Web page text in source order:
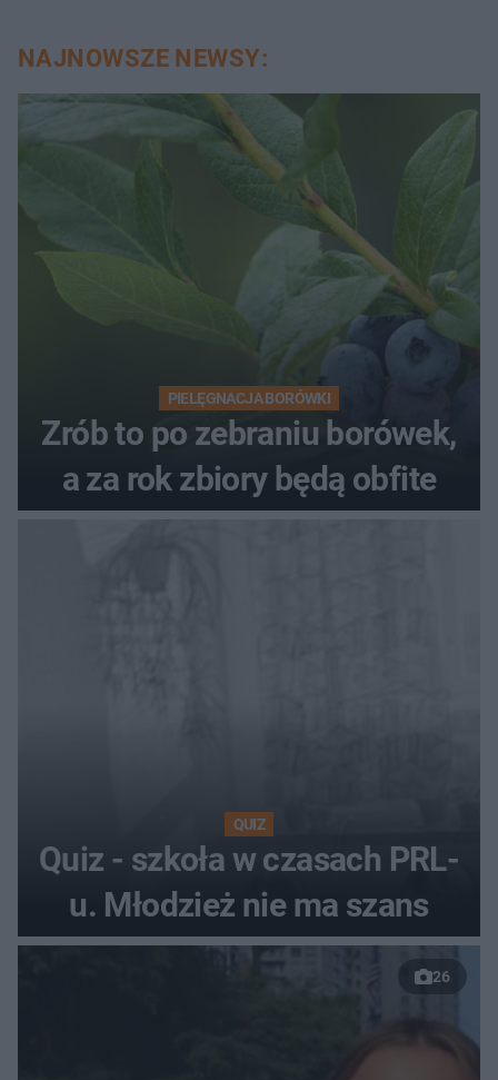
NAJNOWSZE NEWSY:
PIELĘGNACJA BORÓWKI
Zrób to po zebraniu borówek,
a za rok zbiory będą obfite
QUIZ
Quiz - szkoła w czasach PRL-
u. Młodzież nie ma szans
26